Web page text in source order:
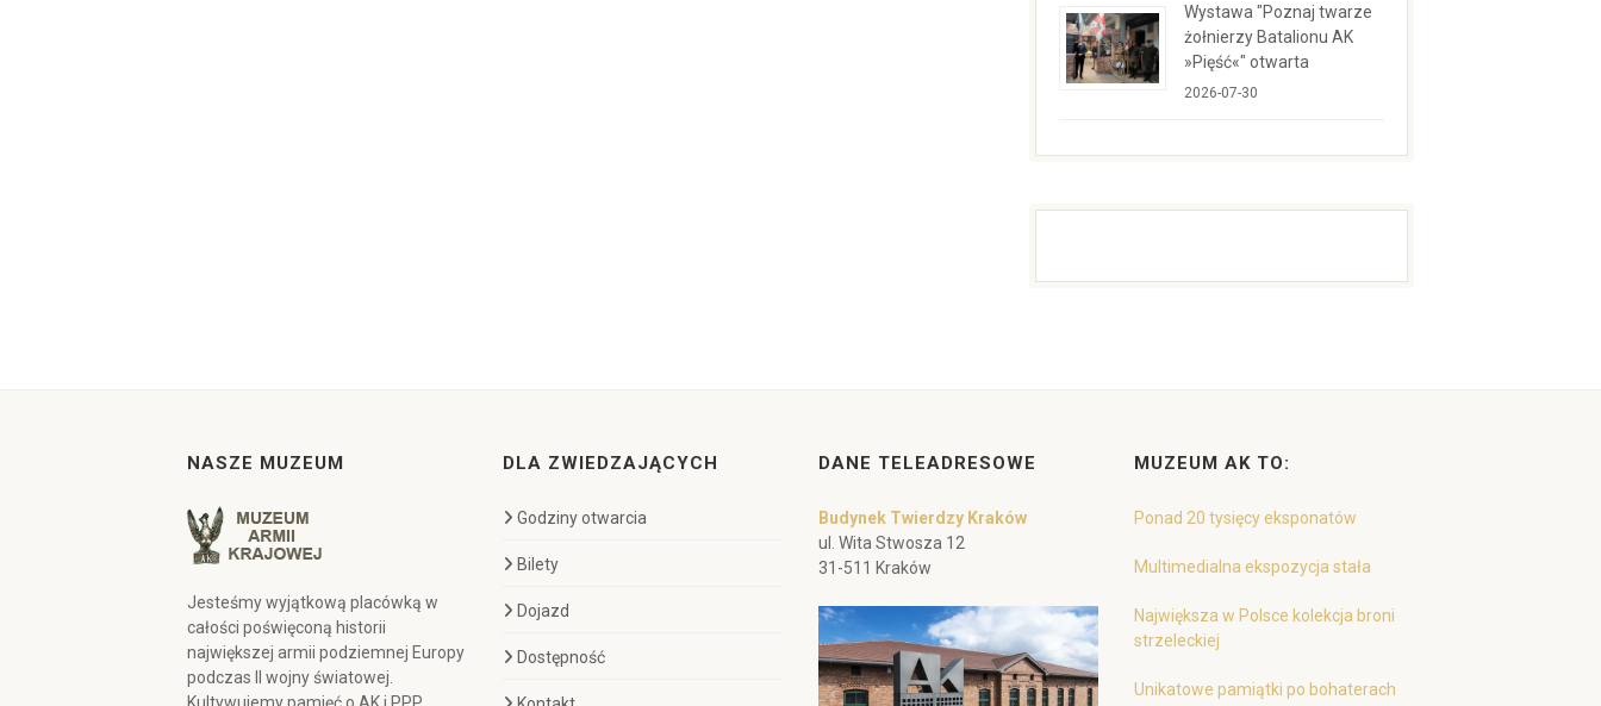
Wystawa "Poznaj twarze
żołnierzy Batalionu AK
»Pięść«" otwarta
2026-07-30
NASZE MUZEUM
Jesteśmy wyjątkową placówką w
całości poświęconą historii
największej armii podziemnej Europy
podczas II wojny światowej.
DLA ZWIEDZAJĄCYCH
Godziny otwarcia
Bilety
Dojazd
Dostępność
DANE TELEADRESOWE
Budynek Twierdzy Kraków
ul. Wita Stwosza 12
31-511 Kraków
MUZEUM AK TO:
Ponad 20 tysięcy eksponatów
Multimedialna ekspozycja stała
Największa w Polsce kolekcja broni
strzeleckiej
Unikatowe pamiątki po bohaterach